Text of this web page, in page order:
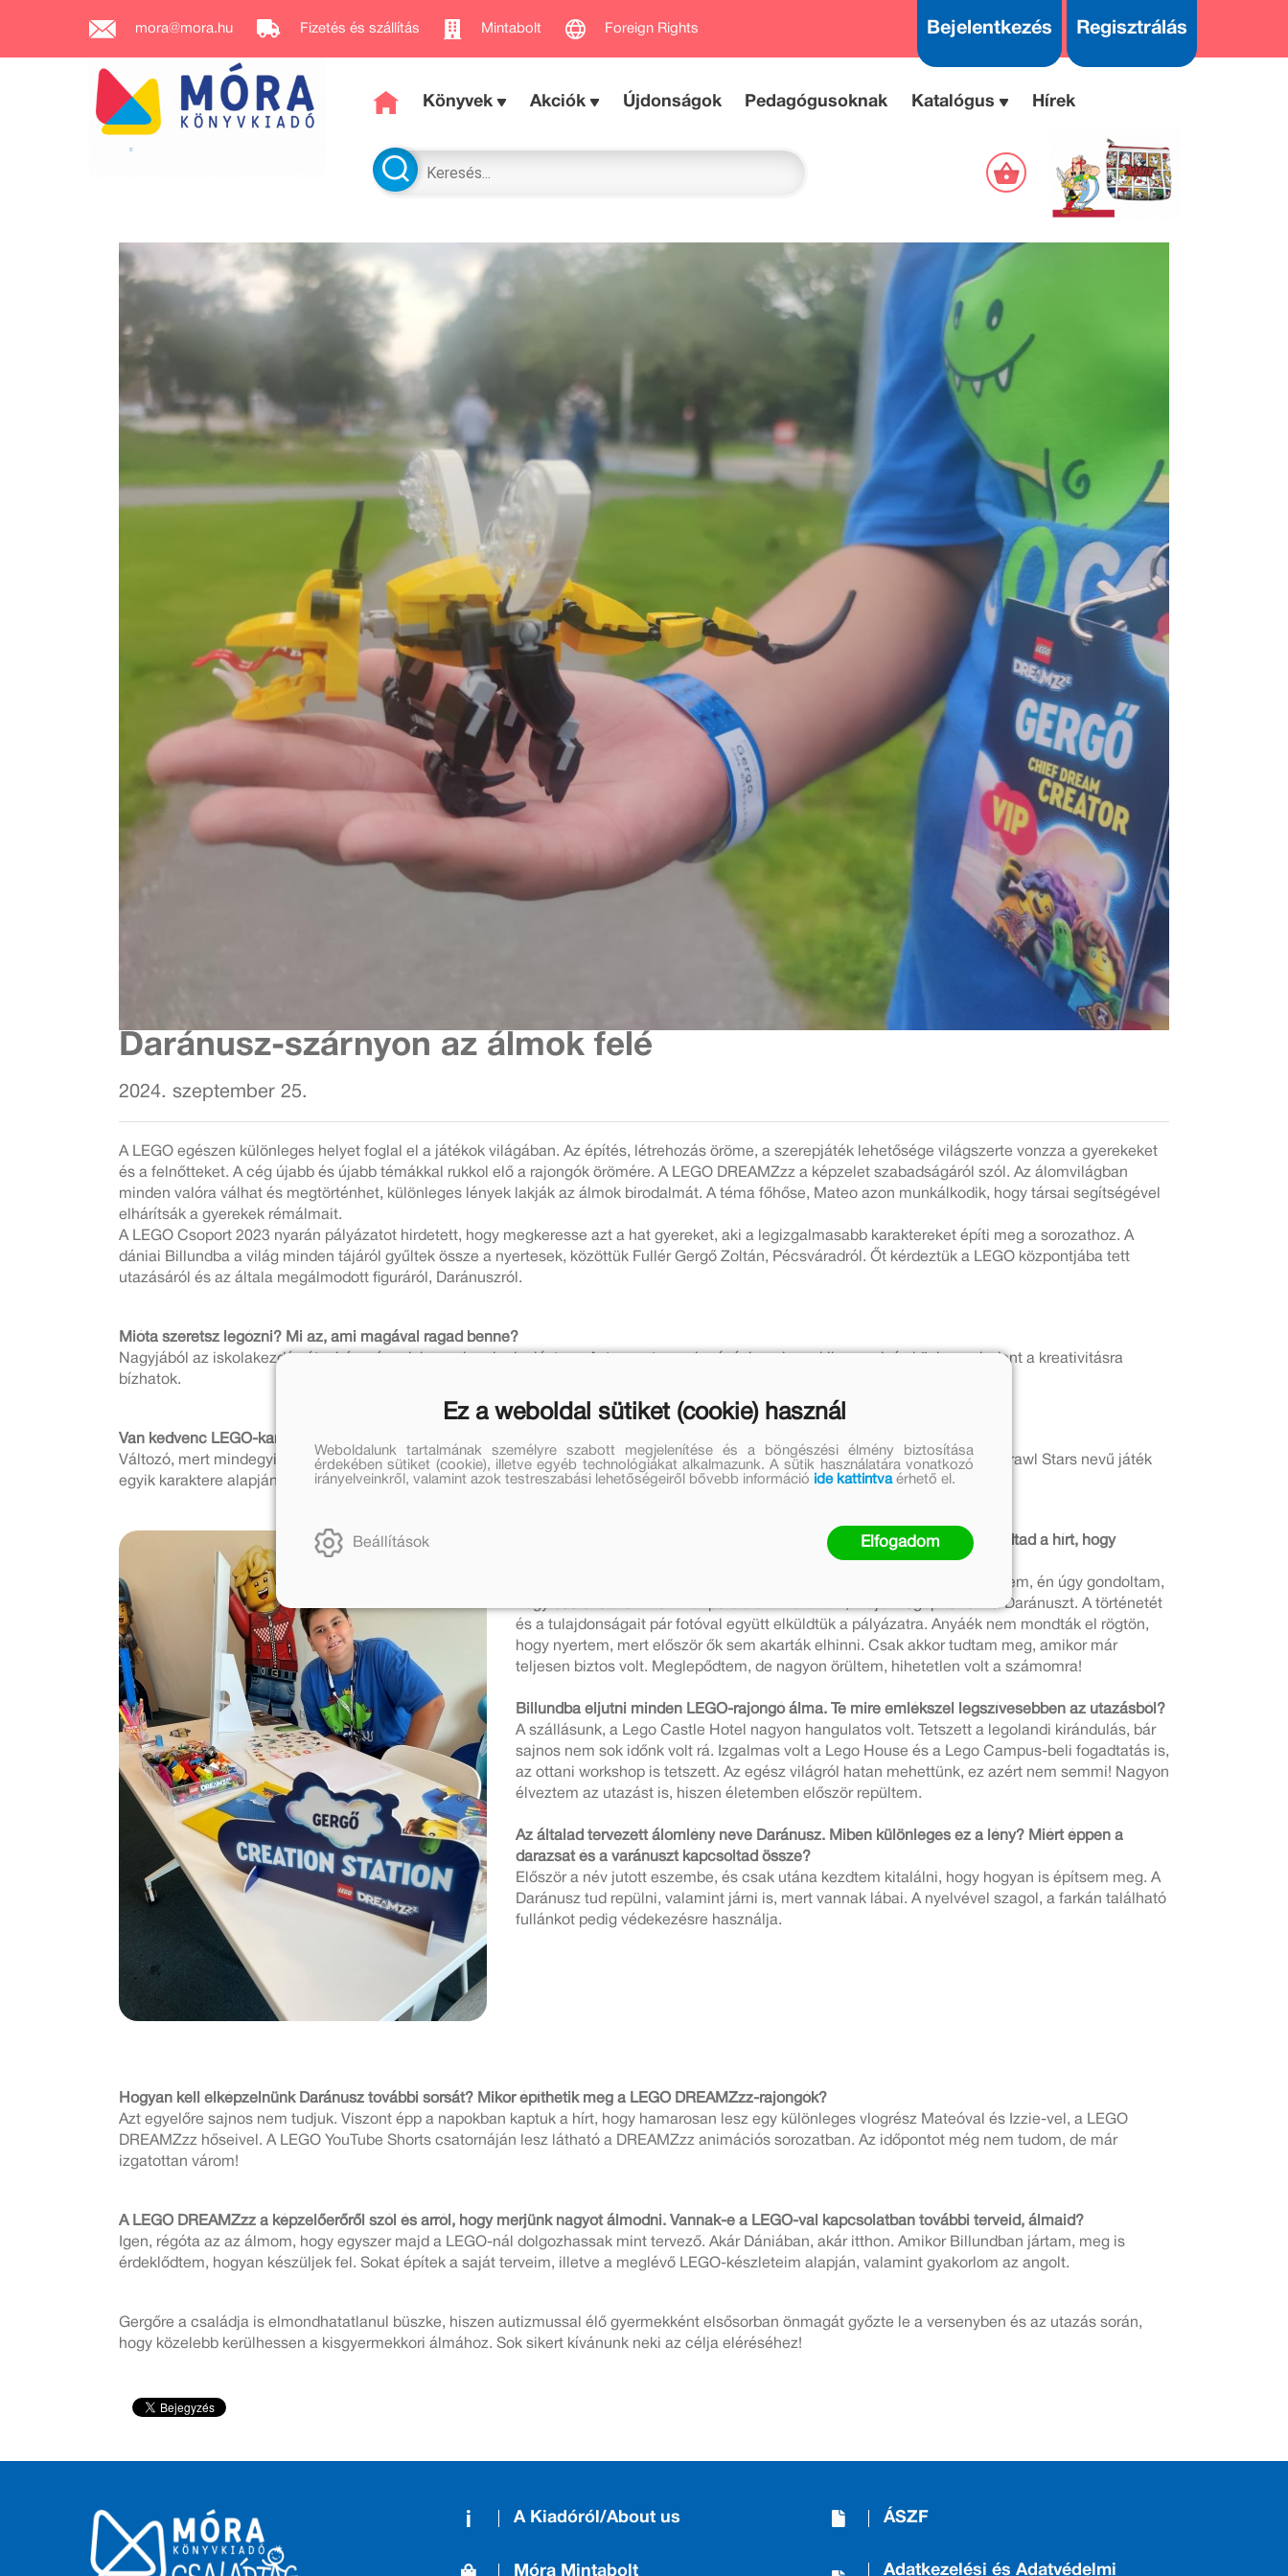
mora@mora.hu Fizetés és szállítás Mintabolt Foreign Rights Bejelentkezés Regisztrálás
Könyvek Akciók Újdonságok Pedagógusoknak Katalógus Hírek
Daránusz-szárnyon az álmok felé
2024. szeptember 25.
A LEGO egészen különleges helyet foglal el a játékok világában. Az építés, létrehozás öröme, a szerepjáték lehetősége világszerte vonzza a gyerekeket
és a felnőtteket. A cég újabb és újabb témákkal rukkol elő a rajongók örömére. A LEGO DREAMZzz a képzelet szabadságáról szól. Az álomvilágban
minden valóra válhat és megtörténhet, különleges lények lakják az álmok birodalmát. A téma főhőse, Mateo azon munkálkodik, hogy társai segítségével
elhárítsák a gyerekek rémálmait.
A LEGO Csoport 2023 nyarán pályázatot hirdetett, hogy megkeresse azt a hat gyereket, aki a legizgalmasabb karaktereket építi meg a sorozathoz. A
dániai Billundba a világ minden tájáról gyűltek össze a nyertesek, közöttük Fullér Gergő Zoltán, Pécsváradról. Őt kérdeztük a LEGO központjába tett
utazásáról és az általa megálmodott figuráról, Daránuszról.
Mióta szeretsz legózni? Mi az, ami magával ragad benne?
Nagyjából az iskolakezdés óta, bár már oviskoromban is duplóztam. Azt szeretem a legózásban, hogy kikapcsol, és közben mindent a kreativitásra
bízhatok.
Van kedvenc LEGO-karaktered? Ki ő, és mit találsz benne izgalmasnak?
Változó, mert mindegyik legómat szeretem, és nem tudok közülük választani. Jelenleg éppen Mecha Edgar a kedvencem, akit a Brawl Stars nevű játék
egyik karaktere alapján építettem.
Mesélnél nekünk arról, hogyan találkoztál a pályázattal, és hogyan fogadtad a hírt, hogy
Anyukám találta a pályázatot a Pécsimami oldalon. Mikor elmondta nekem, én úgy gondoltam,
hogy cselekednem kell. Pár perc alatt kitaláltam, majd megépítettem a Daránuszt. A történetét
és a tulajdonságait pár fotóval együtt elküldtük a pályázatra. Anyáék nem mondták el rögtön,
hogy nyertem, mert először ők sem akarták elhinni. Csak akkor tudtam meg, amikor már
teljesen biztos volt. Meglepődtem, de nagyon örültem, hihetetlen volt a számomra!
Billundba eljutni minden LEGO-rajongó álma. Te mire emlékszel legszívesebben az utazásból?
A szállásunk, a Lego Castle Hotel nagyon hangulatos volt. Tetszett a legolandi kirándulás, bár
sajnos nem sok időnk volt rá. Izgalmas volt a Lego House és a Lego Campus-beli fogadtatás is,
az ottani workshop is tetszett. Az egész világról hatan mehettünk, ez azért nem semmi! Nagyon
élveztem az utazást is, hiszen életemben először repültem.
Az általad tervezett álomlény neve Daránusz. Miben különleges ez a lény? Miért éppen a
darazsat és a varánuszt kapcsoltad össze?
Először a név jutott eszembe, és csak utána kezdtem kitalálni, hogy hogyan is építsem meg. A
Daránusz tud repülni, valamint járni is, mert vannak lábai. A nyelvével szagol, a farkán található
fullánkot pedig védekezésre használja.
Hogyan kell elképzelnünk Daránusz további sorsát? Mikor építhetik meg a LEGO DREAMZzz-rajongók?
Azt egyelőre sajnos nem tudjuk. Viszont épp a napokban kaptuk a hírt, hogy hamarosan lesz egy különleges vlogrész Mateóval és Izzie-vel, a LEGO
DREAMZzz hőseivel. A LEGO YouTube Shorts csatornáján lesz látható a DREAMZzz animációs sorozatban. Az időpontot még nem tudom, de már
izgatottan várom!
A LEGO DREAMZzz a képzelőerőről szól és arról, hogy merjünk nagyot álmodni. Vannak-e a LEGO-val kapcsolatban további terveid, álmaid?
Igen, régóta az az álmom, hogy egyszer majd a LEGO-nál dolgozhassak mint tervező. Akár Dániában, akár itthon. Amikor Billundban jártam, meg is
érdeklődtem, hogyan készüljek fel. Sokat építek a saját terveim, illetve a meglévő LEGO-készleteim alapján, valamint gyakorlom az angolt.
Gergőre a családja is elmondhatatlanul büszke, hiszen autizmussal élő gyermekként elsősorban önmagát győzte le a versenyben és az utazás során,
hogy közelebb kerülhessen a kisgyermekkori álmához. Sok sikert kívánunk neki az célja eléréséhez!
A Kiadóról/About us
Móra Mintabolt
ÁSZF
Adatkezelési és Adatvédelmi
Ez a weboldal sütiket (cookie) használ
Weboldalunk tartalmának személyre szabott megjelenítése és a böngészési élmény biztosítása
érdekében sütiket (cookie), illetve egyéb technológiákat alkalmazunk. A sütik használatára vonatkozó
irányelveinkről, valamint azok testreszabási lehetőségeiről bővebb információ ide kattintvaérhető el.
Beállítások Elfogadom